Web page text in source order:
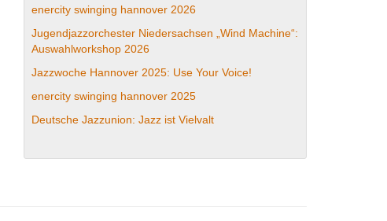
enercity swinging hannover 2026
Jugendjazzorchester Niedersachsen „Wind Machine“:
Auswahlworkshop 2026
Jazzwoche Hannover 2025: Use Your Voice!
enercity swinging hannover 2025
Deutsche Jazzunion: Jazz ist Vielvalt